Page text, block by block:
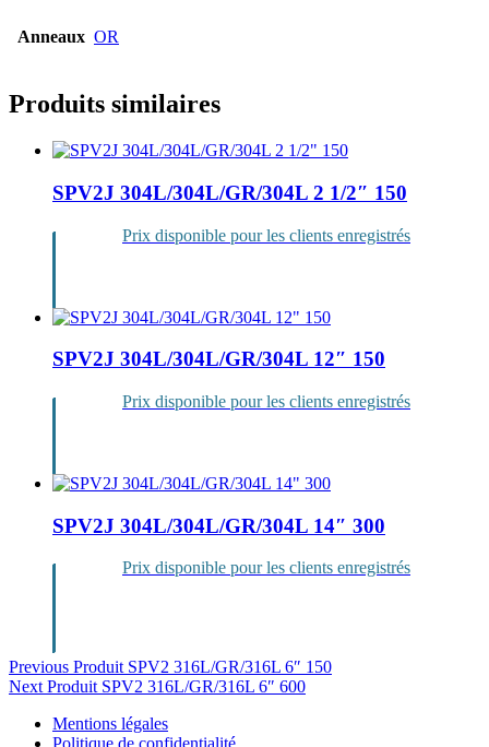
Anneaux OR
Produits similaires
SPV2J 304L/304L/GR/304L 2 1/2″ 150
Prix disponible pour les clients enregistrés
SPV2J 304L/304L/GR/304L 12″ 150
Prix disponible pour les clients enregistrés
SPV2J 304L/304L/GR/304L 14″ 300
Prix disponible pour les clients enregistrés
Navigation
de
l’article
Previous Produit SPV2 316L/GR/316L 6″ 150
Next Produit SPV2 316L/GR/316L 6″ 600
Mentions légales